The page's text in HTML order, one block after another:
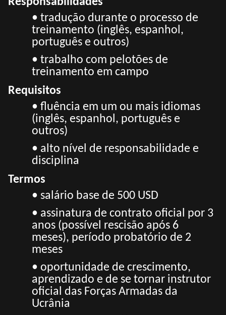
• tradução durante o processo de
treinamento (inglês, espanhol,
português e outros)
• trabalho com pelotões de
treinamento em campo
Requisitos
• fluência em um ou mais idiomas
(inglês, espanhol, português e
outros)
• alto nível de responsabilidade e
disciplina
Termos
• salário base de 500 USD
• assinatura de contrato oficial por 3
anos (possível rescisão após 6
meses), período probatório de 2
meses
• oportunidade de crescimento,
aprendizado e de se tornar instrutor
oficial das Forças Armadas da
Ucrânia